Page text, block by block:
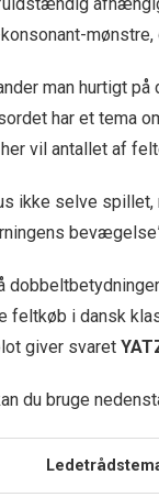
man hurtigt
har et tema
vil antallet af
ikke selve
feltkøb i dansk
giver svaret
du bruge